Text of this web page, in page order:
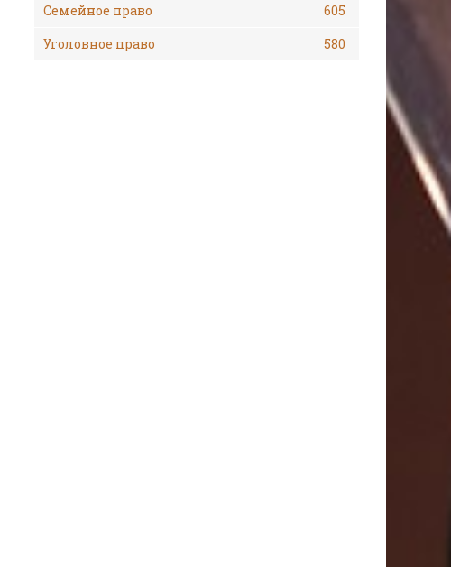
Семейное право
605
Уголовное право
580